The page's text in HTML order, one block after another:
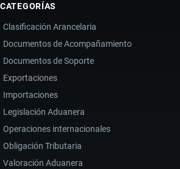
CATEGORÍAS
Clasificación Arancelaria
Documentos de Acompañamiento
Documentos de Soporte
Exportaciones
Importaciones
Legislación Aduanera
Operaciones internacionales
Obligación Tributaria
Valoración Aduanera